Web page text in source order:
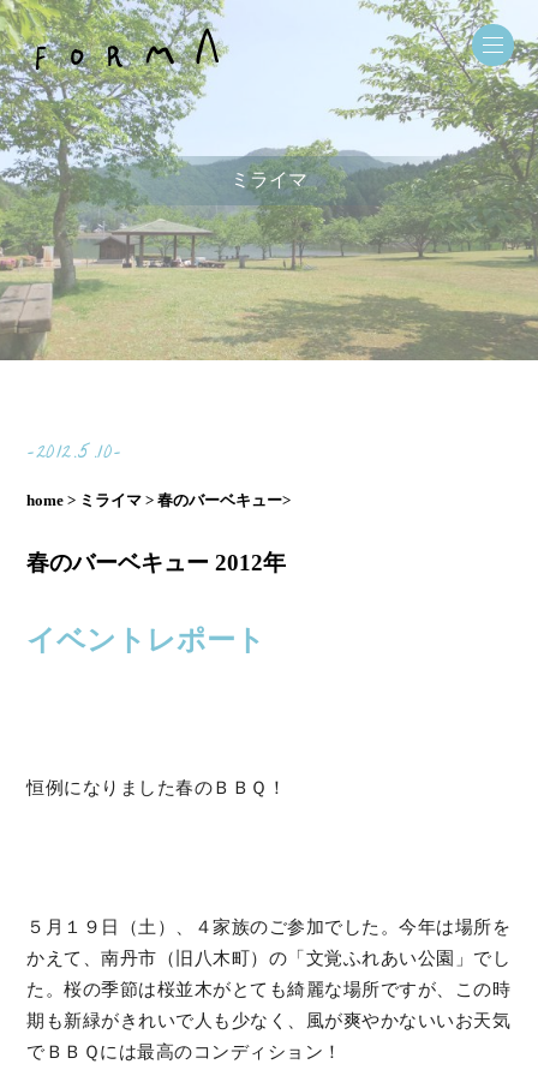
ミライマ
-2012.5.10-
home > ミライマ > 春のバーベキュー>
春のバーベキュー 2012年
イベントレポート
恒例になりました春のＢＢＱ！
５月１９日（土）、４家族のご参加でした。今年は場所を
かえて、南丹市（旧八木町）の「文覚ふれあい公園」でし
た。桜の季節は桜並木がとても綺麗な場所ですが、この時
期も新緑がきれいで人も少なく、風が爽やかないいお天気
でＢＢＱには最高のコンディション！